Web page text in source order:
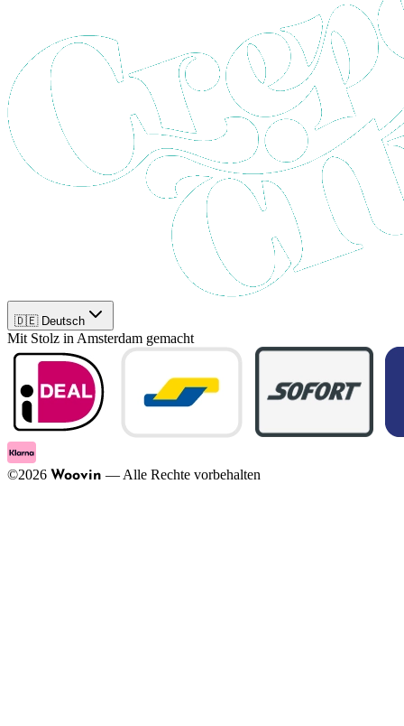
🇩🇪 Deutsch
Mit Stolz in Amsterdam gemacht
©2026 Woovin — Alle Rechte vorbehalten